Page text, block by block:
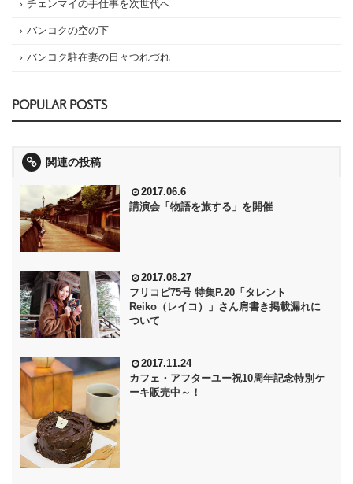
チェンマイの手仕事を次世代へ
バンコクの空の下
バンコク駐在妻の日々つれづれ
POPULAR POSTS
関連の投稿
2017.06.6
講演会「物語を旅する」を開催
2017.08.27
フリコピ75号 特集P.20「タレント
Reiko（レイコ）」さん肩書き掲載漏れに
ついて
2017.11.24
カフェ・アフターユー祝10周年記念特別ケ
ーキ販売中～！